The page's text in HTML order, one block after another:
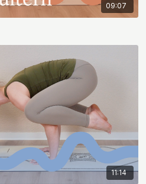
09:07
11:14